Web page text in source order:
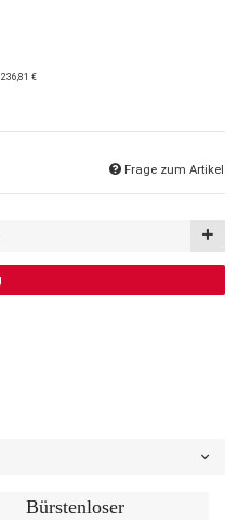
236,81 €
Frage zum Artikel
Bürstenloser